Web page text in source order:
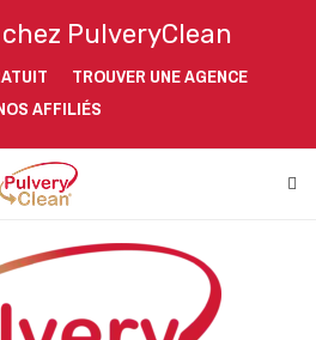
PulveryClean
TROUVER UNE AGENCE
AFFILIÉS